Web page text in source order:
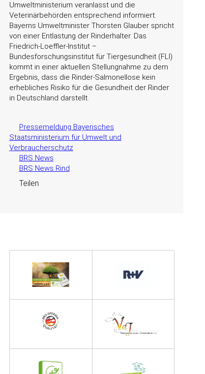
Umweltministerium veranlasst und die
Veterinärbehörden entsprechend informiert.
Bayerns Umweltminister Thorsten Glauber spricht
von einer Entlastung der Rinderhalter. Das
Friedrich-Loeffler-Institut –
Bundesforschungsinstitut für Tiergesundheit (FLI)
kommt in einer aktuellen Stellungnahme zu dem
Ergebnis, dass die Rinder-Salmonellose kein
erhebliches Risiko für die Gesundheit der Rinder
in Deutschland darstellt.
Pressemeldung Bayerisches
Staatsministerium für Umwelt und
Verbraucherschutz
BRS News
BRS News Rind
Teilen